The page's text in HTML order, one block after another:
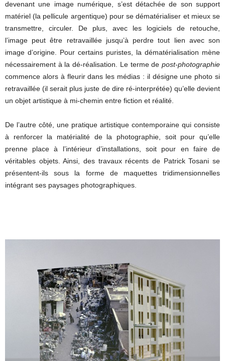
devenant une image numérique, s’est détachée de son support
matériel (la pellicule argentique) pour se dématérialiser et mieux se
transmettre, circuler. De plus, avec les logiciels de retouche,
l’image peut être retravaillée jusqu’à perdre tout lien avec son
image d’origine. Pour certains puristes, la dématérialisation mène
nécessairement à la dé-réalisation. Le terme de post-photographie
commence alors à fleurir dans les médias : il désigne une photo si
retravaillée (il serait plus juste de dire ré-interprétée) qu’elle devient
un objet artistique à mi-chemin entre fiction et réalité.
De l’autre côté, une pratique artistique contemporaine qui consiste
à renforcer la matérialité de la photographie, soit pour qu’elle
prenne place à l’intérieur d’installations, soit pour en faire de
véritables objets. Ainsi, des travaux récents de Patrick Tosani se
présentent-ils sous la forme de maquettes tridimensionnelles
intégrant ses paysages photographiques.